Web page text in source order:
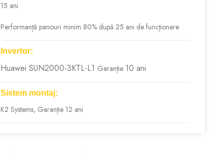
15 ani
Performanță panouri minim 80% după 25 ani de funcționare
Invertor:
Huawei SUN2000-3KTL-L1 Garanție 10 ani
Sistem montaj:
K2 Systems, Garanție 12 ani